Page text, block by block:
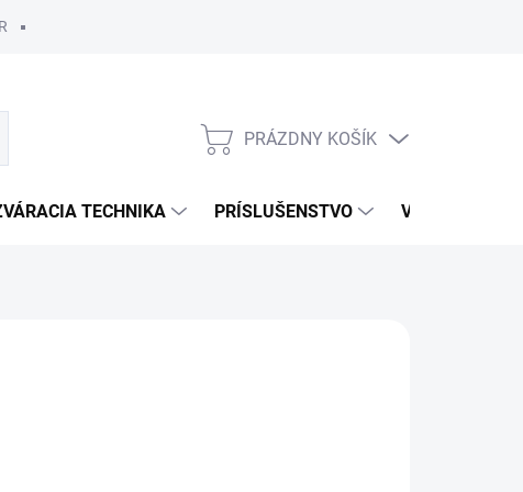
NÁKUPNÝ
PRÁZDNY KOŠÍK
TECHNIKA PRÍSLUŠENSTVO VÝROBCOVIA